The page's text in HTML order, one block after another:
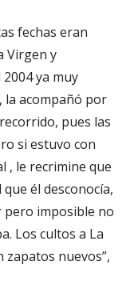
fechas eran
Virgen y
ya muy
la acompañó por
pues las
si estuvo con
, le recrimine que
él desconocía,
pero imposible no
Los cultos a La
zapatos nuevos”,